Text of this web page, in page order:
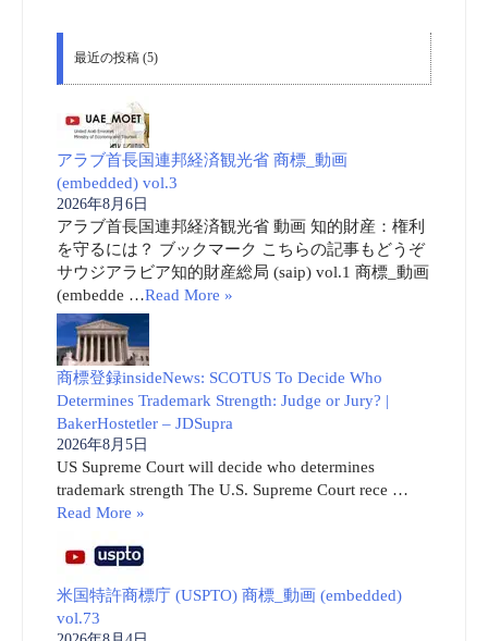
最近の投稿 (5)
アラブ首長国連邦経済観光省 商標_動画
(embedded) vol.3
2026年8月6日
アラブ首長国連邦経済観光省 動画 知的財産：権利
を守るには？ ブックマーク こちらの記事もどうぞ
サウジアラビア知的財産総局 (saip) vol.1 商標_動画
(embedde …Read More »
商標登録insideNews: SCOTUS To Decide Who
Determines Trademark Strength: Judge or Jury? |
BakerHostetler – JDSupra
2026年8月5日
US Supreme Court will decide who determines
trademark strength The U.S. Supreme Court rece …
Read More »
米国特許商標庁 (USPTO) 商標_動画 (embedded)
vol.73